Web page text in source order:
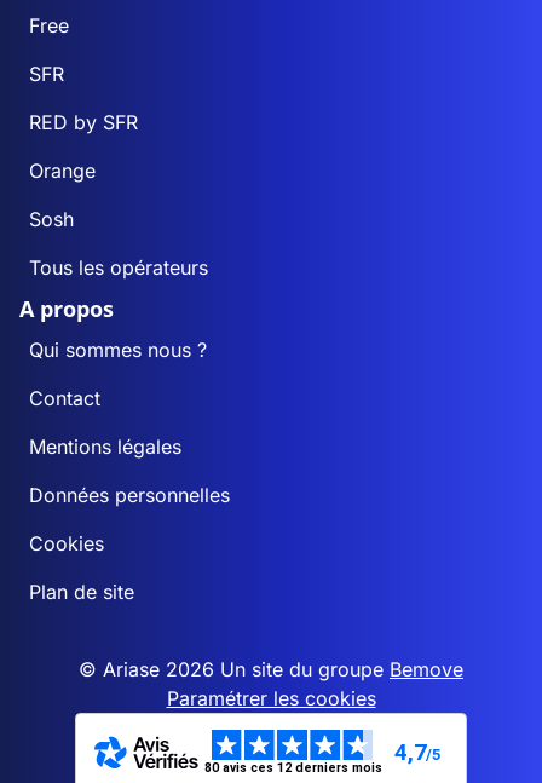
Free
SFR
RED by SFR
Orange
Sosh
Tous les opérateurs
A propos
Qui sommes nous ?
Contact
Mentions légales
Données personnelles
Cookies
Plan de site
© Ariase 2026 Un site du groupe Bemove
Paramétrer les cookies
80 avis ces 12 derniers mois
4,7/5